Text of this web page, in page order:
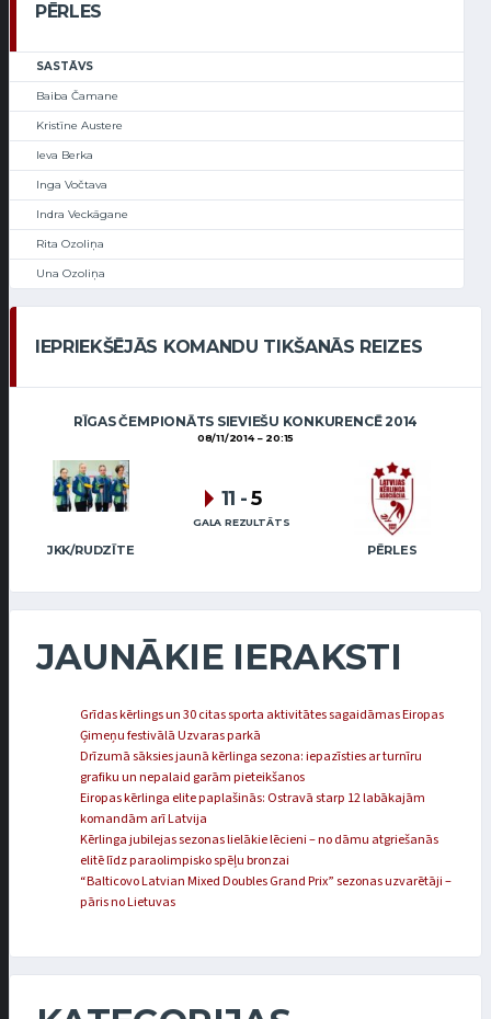
PĒRLES
SASTĀVS
Baiba Čamane
Kristīne Austere
Ieva Berka
Inga Vočtava
Indra Veckāgane
Rita Ozoliņa
Una Ozoliņa
IEPRIEKŠĒJĀS KOMANDU TIKŠANĀS REIZES
RĪGAS ČEMPIONĀTS SIEVIEŠU KONKURENCĒ 2014
08/11/2014 20:15
JKK/RUDZĪTE PĒRLES
11 -5
GALA REZULTĀTS
JAUNĀKIE IERAKSTI
Grīdas kērlings un 30 citas sporta aktivitātes sagaidāmas Eiropas
Ģimeņu festivālā Uzvaras parkā
Drīzumā sāksies jaunā kērlinga sezona: iepazīsties ar turnīru
grafiku un nepalaid garām pieteikšanos
Eiropas kērlinga elite paplašinās: Ostravā starp 12 labākajām
komandām arī Latvija
Kērlinga jubilejas sezonas lielākie lēcieni – no dāmu atgriešanās
elitē līdz paraolimpisko spēļu bronzai
“Balticovo Latvian Mixed Doubles Grand Prix” sezonas uzvarētāji –
pāris no Lietuvas